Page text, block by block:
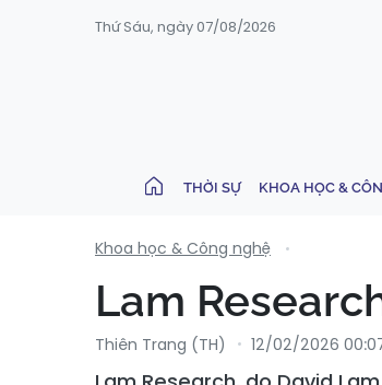
Thứ Sáu, ngày 07/08/2026
THỜI SỰ KHOA HỌC &
Khoa học & Công nghệ
Lam
Thiên Trang (TH) 12/02/2026